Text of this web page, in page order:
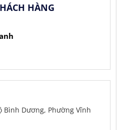
HÀNG
Bình Dương, Phường Vĩnh